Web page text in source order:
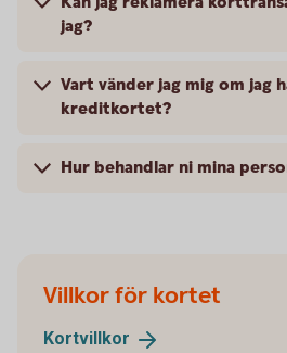
jag?
Vart vänder jag mig om jag
kreditkortet?
Hur behandlar ni mina
Villkor för kortet
Kortvillkor